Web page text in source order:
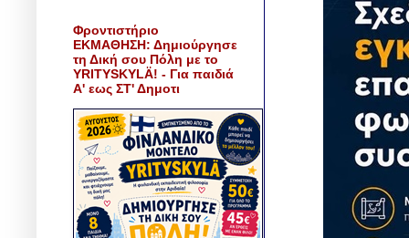
Φροντιστήριο
ΕΚΜΑΘΗΣΗ: Δημιούργησε
τη Δική σου Πόλη με το
YRITYSKYLÄ! - Για παιδιά
Α' εως ΣΤ' Δημοτι